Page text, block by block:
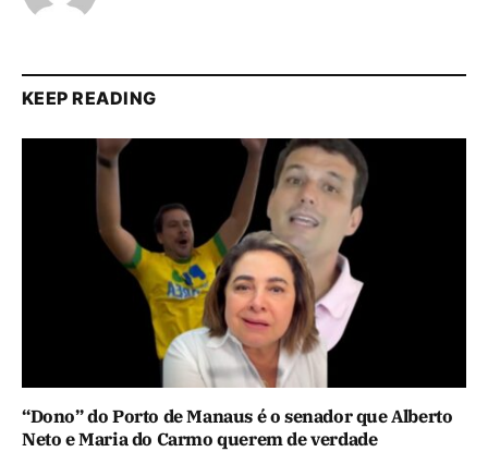
KEEP READING
“Dono” do Porto de Manaus é o senador que Alberto
Neto e Maria do Carmo querem de verdade